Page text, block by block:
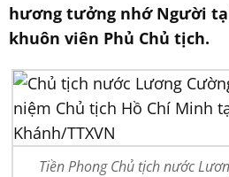
hương tưởng nhớ Người
khuôn viên Phủ Chủ tịch.
Tiền Phong Chủ tịch nước